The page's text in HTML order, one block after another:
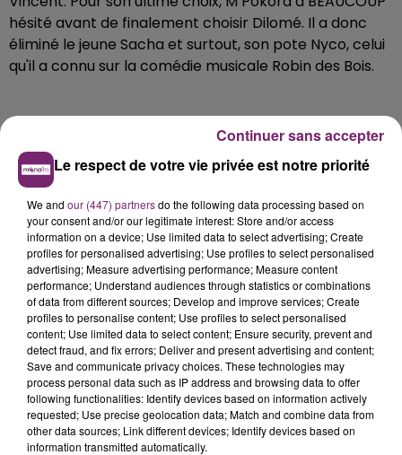
hésité avant de fina­le­ment choi­sir Dilomé. Il a donc
éliminé le jeune Sacha et surtout, son pote Nyco, celui
qu'il a connu sur la comé­die musi­cale Robin des Bois.
Le respect de votre vie privée est notre priorité
We and our (447) partnersdo the following data processing based on
your consent and/or our legitimate interest: Store and/or access
information on a device; Use limited data to select advertising; Create
profiles for personalised advertising; Use profiles to select personalised
advertising; Measure advertising performance; Measure content
performance; Understand audiences through statistics or combinations
of data from different sources; Develop and improve services; Create
profiles to personalise content; Use profiles to select personalised
content; Use limited data to select content; Ensure security, prevent and
detect fraud, and fix errors; Deliver and present advertising and content;
Save and communicate privacy choices. These technologies may
process personal data such as IP address and browsing data to offer
following functionalities: Identify devices based on information actively
requested; Use precise geolocation data; Match and combine data from
other data sources; Link different devices; Identify devices based on
information transmitted automatically.
Continuer sans accepter